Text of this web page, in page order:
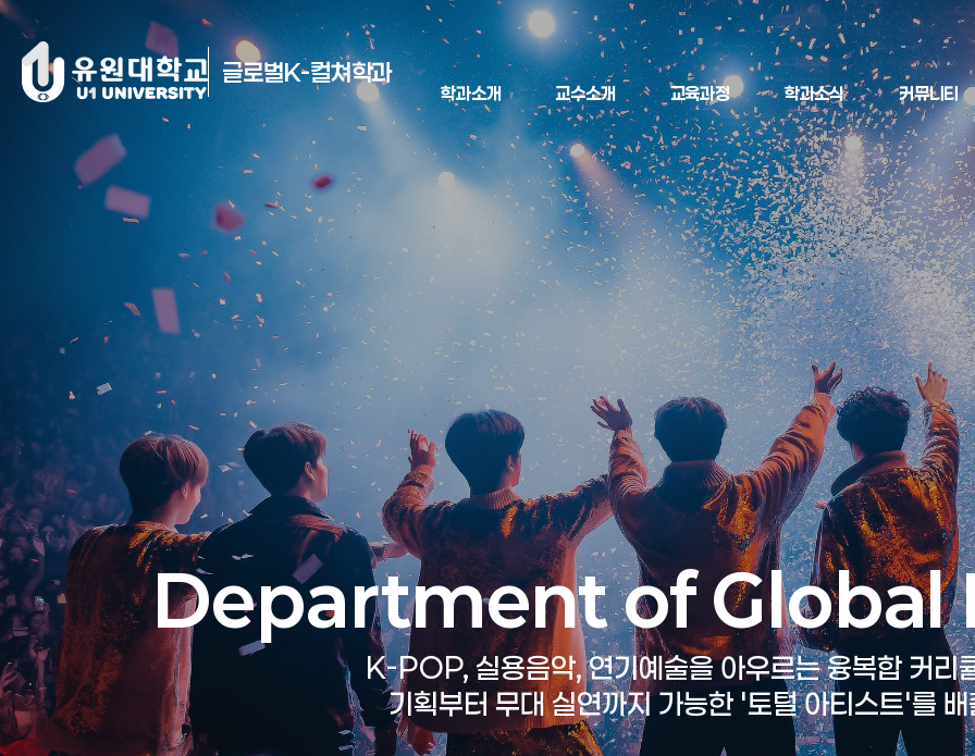
글로벌K-컬쳐학과
학과소개 교수소개 교육과정 학과소식 커뮤니티
Department of Global
K-POP, 실용음악, 연기예술을 아우르는 융복합 커리
기획부터 무대 실연까지 가능한 '토털 아티스트'를